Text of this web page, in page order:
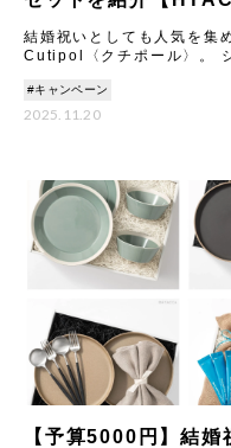
結婚祝いとしても人気を集
Cutipol〈クチポール〉。
も話
#キャンペーン
2025.11.20
【予算5000円】結婚